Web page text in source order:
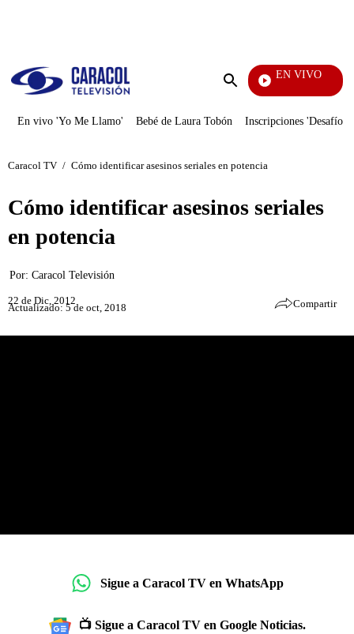
Enviar
EN VIVO
Día A Día
En vivo 'Yo Me Llamo' Bebé de Laura Tobón Inscripciones 'Desafío'
Caracol TV / Cómo identificar asesinos seriales en potencia
Cómo identificar asesinos seriales
en potencia
Por: Caracol Televisión
22 de Dic, 2012
Actualizado: 5 de oct, 2018 Compartir
Sigue a Caracol TV en WhatsApp
📺 Sigue a Caracol TV en Google Noticias.